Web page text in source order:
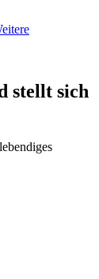
stellt sich